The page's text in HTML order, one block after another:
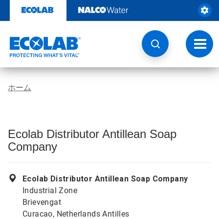
テ
る
ト
グ
ル
ナ
ホーム
Ecolab Distributor Antillean Soap
Company
Ecolab Distributor Antillean Soap Company
Industrial Zone
Brievengat
Curacao, Netherlands Antilles